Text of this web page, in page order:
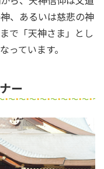
、あるいは慈悲の神
で「天神さま」とし
っています。
ー